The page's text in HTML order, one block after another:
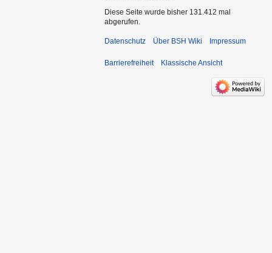
Diese Seite wurde bisher 131.412 mal
abgerufen.
Datenschutz Über BSH Wiki Impressum
Barrierefreiheit Klassische Ansicht